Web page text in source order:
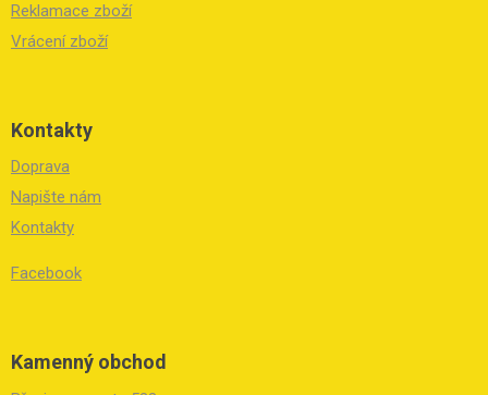
Reklamace zboží
Vrácení zboží
Kontakty
Doprava
Napište nám
Kontakty
Facebook
Kamenný obchod